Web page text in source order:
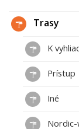
Trasy
K
Prístup
Iné
Nordic-